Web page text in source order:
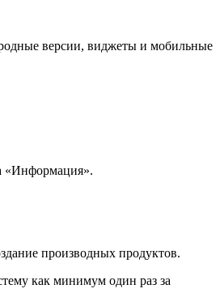
версии, виджеты и мобильные
«Информация».
производных продуктов.
как минимум один раз за